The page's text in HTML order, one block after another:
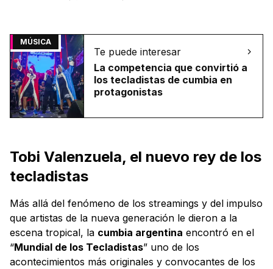
MÚSICA
Te puede interesar
La competencia que convirtió a
los tecladistas de cumbia en
protagonistas
Tobi Valenzuela, el nuevo rey de los
tecladistas
Más allá del fenómeno de los streamings y del impulso
que artistas de la nueva generación le dieron a la
escena tropical, la cumbia argentina encontró en el
“Mundial de los Tecladistas” uno de los
acontecimientos más originales y convocantes de los